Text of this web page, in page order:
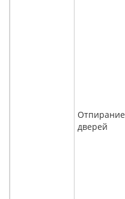
Отпирание
дверей